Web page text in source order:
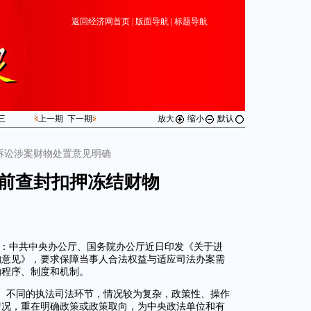
返回经济网首页| 版面导航| 标题导航
上一期 下一期 放大 缩小 默认
讼涉案财物处置意见明确
查封扣押冻结财物
中共中央办公厅、国务院办公厅近日印发《关于进
见》，要求保障当事人合法权益与适应司法办案需
序、制度和机制。
不同的执法司法环节，情况较为复杂，政策性、操作
，重在明确政策或政策取向，为中央政法单位和有